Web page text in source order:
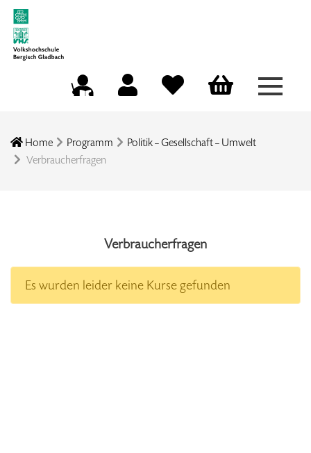
Menü
Home Programm
Politik – Gesellschaft – Umwelt
Verbraucherfragen
Verbraucherfragen
Es wurden leider keine Kurse gefunden